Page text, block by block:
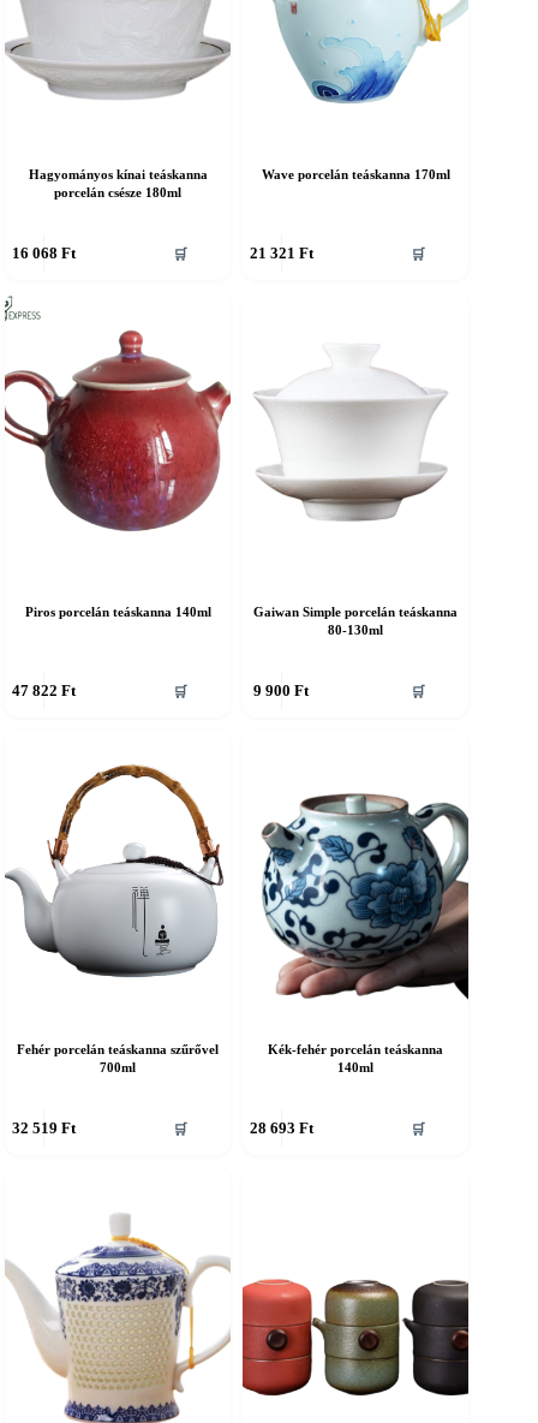
Hagyományos kínai teáskanna
porcelán csésze 180ml
16 068 Ft 🛒
Wave porcelán teáskanna 170ml
21 321 Ft 🛒
Piros porcelán teáskanna 140ml
47 822 Ft 🛒
Gaiwan Simple porcelán teáskanna
80-130ml
9 900Ft 🛒
Fehér porcelán teáskanna szűrővel
700ml
32 519 Ft 🛒
Kék-fehér porcelán teáskanna
140ml
28 693 Ft 🛒